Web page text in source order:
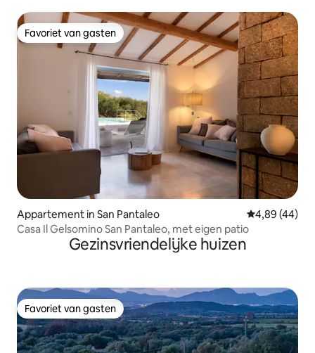
Favoriet van gasten
Favoriet van gasten
Appartement in San Pantaleo Gemiddelde
4,89 (44)
Casa Il Gelsomino San Pantaleo, met eigen patio
Gezinsvriendelijke huizen
Favoriet van gasten
Favoriet van gasten